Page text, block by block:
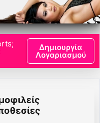
Δημιουργία
Λογαριασμού